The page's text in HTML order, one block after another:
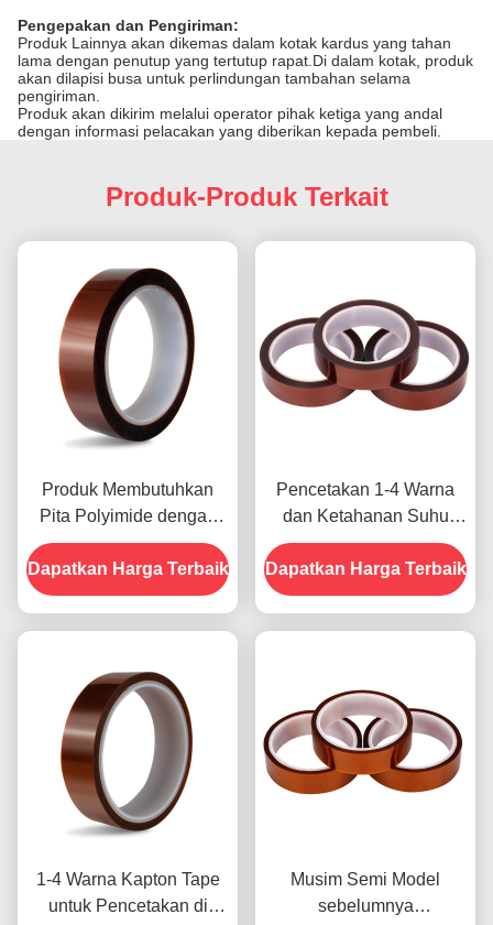
Pengepakan dan Pengiriman:
Produk Lainnya akan dikemas dalam kotak kardus yang tahan
lama dengan penutup yang tertutup rapat.Di dalam kotak, produk
akan dilapisi busa untuk perlindungan tambahan selama
pengiriman.
Produk akan dikirim melalui operator pihak ketiga yang andal
dengan informasi pelacakan yang diberikan kepada pembeli.
Produk-Produk Terkait
Produk Membutuhkan
Pita Polyimide dengan
Resistensi Tegangan
1000V
Dapatkan Harga Terbaik
Pencetakan 1-4 Warna
dan Ketahanan Suhu
-10C-80C Metode
Pembayaran Kartu Kredit
untuk Model Sebelumnya
Dapatkan Harga Terbaik
1-4 Warna Kapton Tape
untuk Pencetakan di
Musim Semi Model
sebelumnya